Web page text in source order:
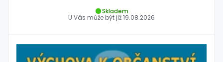
Skladem
U Vás může být již19.08.2026